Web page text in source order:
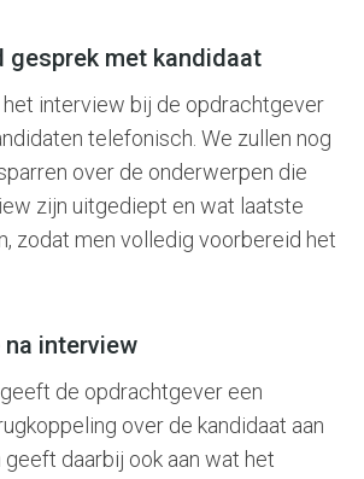
gesprek met kandidaat
het interview bij de opdrachtgever
telefonisch. We zullen nog
over de onderwerpen die
zijn uitgediept en wat laatste
zodat men volledig voorbereid het
interview
de opdrachtgever een
over de kandidaat aan
geeft daarbij ook aan wat het